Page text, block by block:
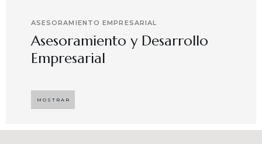
ASESORAMIENTO EMPRESARIAL
Asesoramiento y Desarrollo
Empresarial
desarrollar el compromiso y motivación en el
capital humano en ambientes de trabajo más
MOSTRAR